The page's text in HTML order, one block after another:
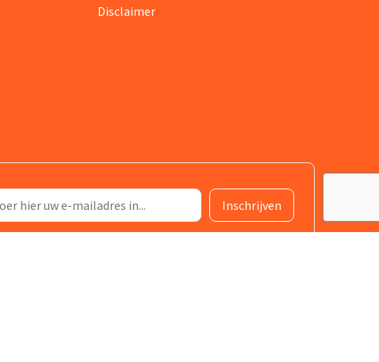
Disclaimer